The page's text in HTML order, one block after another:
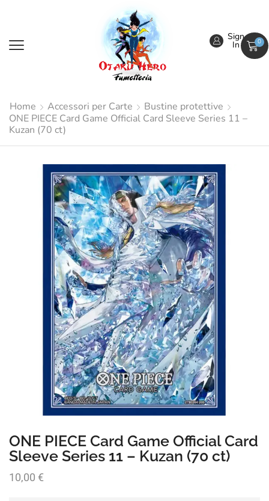
Sign
In 0
Home Accessori per Carte
Bustine protettive
ONE PIECE Card Game Official Card Sleeve Series 11 –
Kuzan (70 ct)
ONE PIECE Card Game Official Card
Sleeve Series 11 – Kuzan (70 ct)
10,00 €